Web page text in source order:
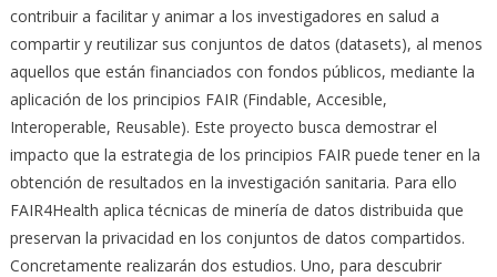
contribuir a facilitar y animar a los investigadores en salud a
compartir y reutilizar sus conjuntos de datos (datasets), al menos
aquellos que están financiados con fondos públicos, mediante la
aplicación de los principios FAIR (Findable, Accesible,
Interoperable, Reusable). Este proyecto busca demostrar el
impacto que la estrategia de los principios FAIR puede tener en la
obtención de resultados en la investigación sanitaria. Para ello
FAIR4Health aplica técnicas de minería de datos distribuida que
preservan la privacidad en los conjuntos de datos compartidos.
Concretamente realizarán dos estudios. Uno, para descubrir